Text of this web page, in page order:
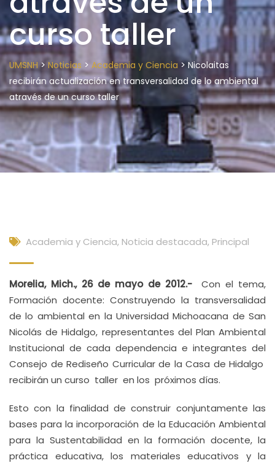
curso taller
UMSNH> Noticias > Academia y Ciencia >Nicolaitas
recibirán actualización en transversalidad de lo ambiental
através de un curso taller
Academia y Ciencia, Noticia destacada, Principal
Morelia, Mich., 26 de mayo de 2012.-Con el tema,
Formación docente: Construyendo la transversalidad
de lo ambiental en la Universidad Michoacana de San
Nicolás de Hidalgo, representantes del Plan Ambiental
Institucional de cada dependencia e integrantes del
Consejo de Rediseño Curricular de la Casa de Hidalgo
recibirán un curso taller en los próximos días.
Esto con la finalidad de construir conjuntamente las
bases para la incorporación de la Educación Ambiental
para la Sustentabilidad en la formación docente, la
práctica educativa, los materiales educativos y la